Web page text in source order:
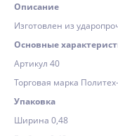
Описание
Изготовлен из
Основные
Артикул 40
Торговая марка
Упаковка
Ширина 0,48